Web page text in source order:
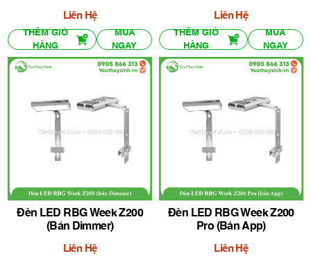
Liên Hệ
THÊM GIỎ
HÀNG
MUA
NGAY
Liên Hệ
THÊM GIỎ
HÀNG
MUA
NGAY
Đèn LED RBG Week Z200
(bản Dimmer)
Liên Hệ
Đèn LED RBG Week Z200
Pro (bản App)
Liên Hệ